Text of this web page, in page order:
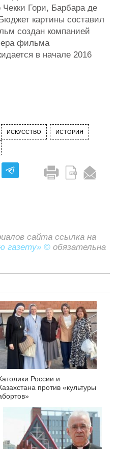
Гори, Барбара де
картины составил
создан компанией
фильма
в начале 2016
ИСКУССТВО ИСТОРИЯ
сайта ссылка на
газету» © обязательна
России и
против «культуры